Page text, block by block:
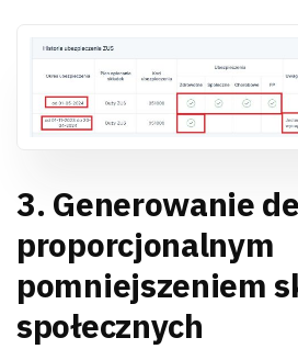
3. Generowanie
proporcjonalnym
pomniejszeniem
społecznych